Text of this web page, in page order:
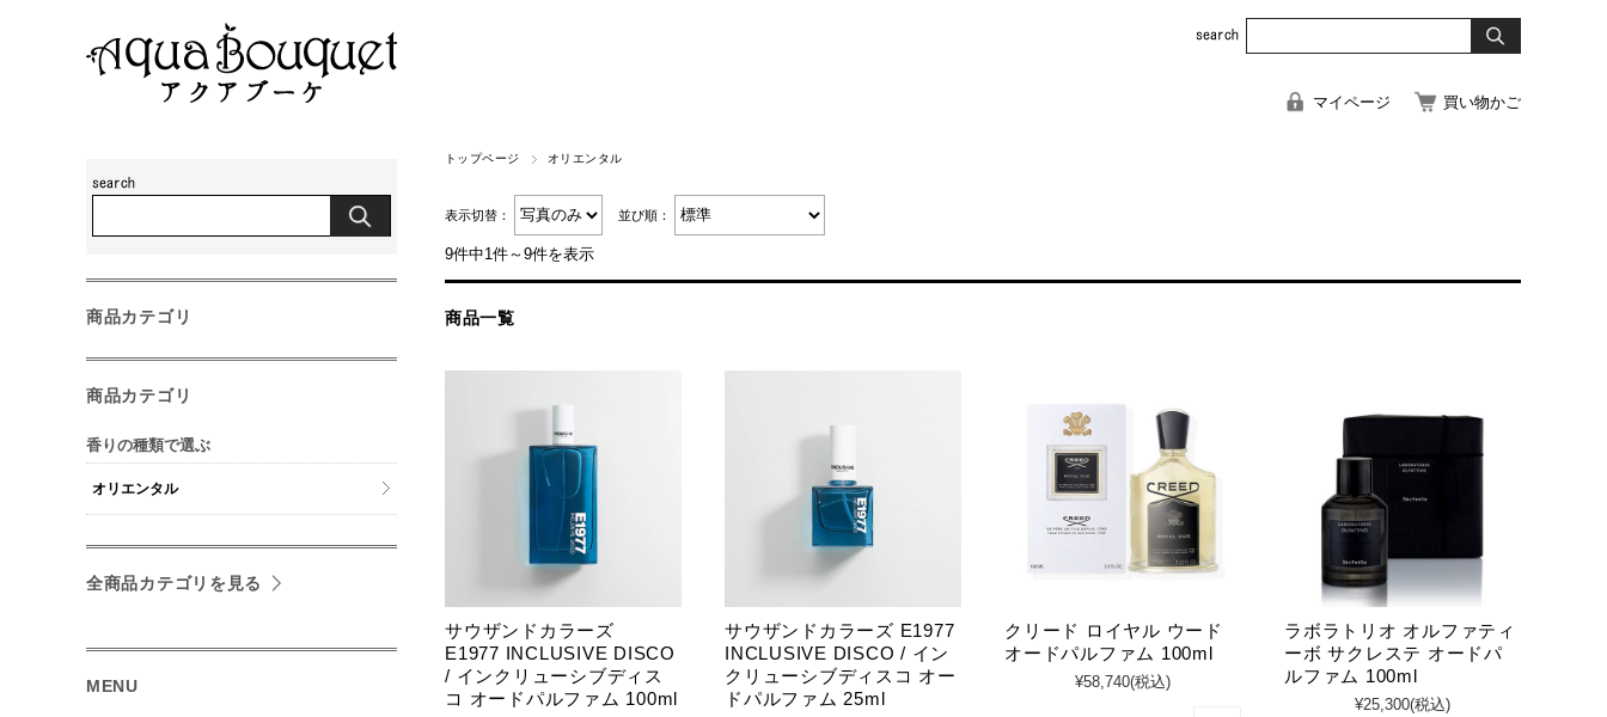
マイページ 買い物かご
トップページ オリエンタル
表示切替： 並び順：
9件中1件～9件を表示
商品一覧
サウザンドカラーズ
E1977 INCLUSIVE DISCO
/ インクリューシブディス
コ オードパルファム 100ml
サウザンドカラーズ E1977
INCLUSIVE DISCO / イン
クリューシブディスコ オー
ドパルファム 25ml
クリード ロイヤル ウード
オードパルファム 100ml
¥58,740(税込)
ラボラトリオ オルファティ
ーボ サクレステ オードパ
ルファム 100ml
¥25,300(税込)
商品カテゴリ
商品カテゴリ
香りの種類で選ぶ
オリエンタル
全商品カテゴリを見る
MENU